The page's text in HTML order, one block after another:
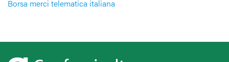
Borsa merci telematica italiana